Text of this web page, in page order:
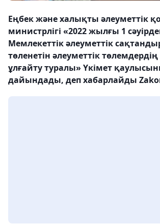
Еңбек және халықты әлеуметтік
министрлігі «2022 жылғы 1
Мемлекеттік әлеуметтік
төленетін әлеуметтік
ұлғайту туралы» Үкімет
дайындады, деп хабарлайды